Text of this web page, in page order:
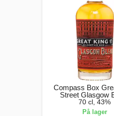
Compass Box
Street Glasgow
70 cl, 43%
På lager